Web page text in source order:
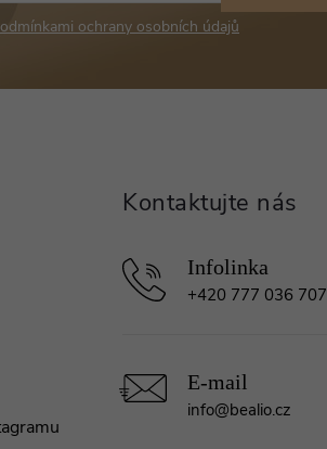
ochrany osobních údajů
info@bealio.cz
+420 777 036 707